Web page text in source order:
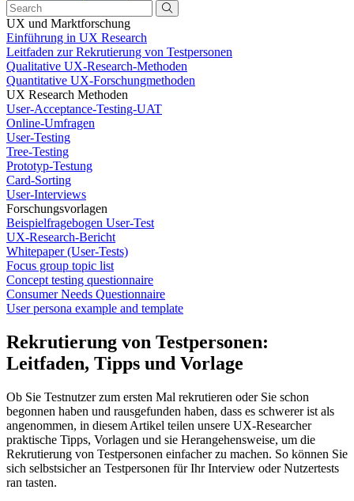
UX und Marktforschung
Einführung in UX Research
Leitfaden zur Rekrutierung von Testpersonen
Qualitative UX-Research-Methoden
Quantitative UX-Forschungmethoden
UX Research Methoden
User-Acceptance-Testing-UAT
Online-Umfragen
User-Testing
Tree-Testing
Prototyp-Testung
Card-Sorting
User-Interviews
Forschungsvorlagen
Beispielfragebogen User-Test
UX-Research-Bericht
Whitepaper (User-Tests)
Focus group topic list
Concept testing questionnaire
Consumer Needs Questionnaire
User persona example and template
Rekrutierung von Testpersonen:
Leitfaden, Tipps und Vorlage
Ob Sie Testnutzer zum ersten Mal rekrutieren oder Sie schon
begonnen haben und rausgefunden haben, dass es schwerer ist als
angenommen, in diesem Artikel teilen unsere UX-Researcher
praktische Tipps, Vorlagen und sie Herangehensweise, um die
Rekrutierung von Testpersonen einfacher zu machen. So können Sie
sich selbstsicher an Testpersonen für Ihr Interview oder Nutzertests
ran tasten.